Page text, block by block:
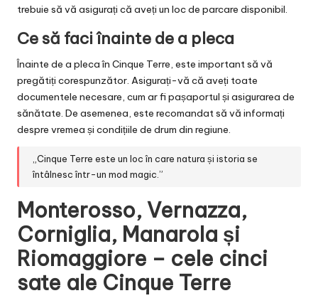
trebuie să vă asigurați că aveți un loc de parcare disponibil.
Ce să faci înainte de a pleca
Înainte de a pleca în Cinque Terre, este important să vă
pregătiți corespunzător. Asigurați-vă că aveți toate
documentele necesare, cum ar fi pașaportul și asigurarea de
sănătate. De asemenea, este recomandat să vă informați
despre vremea și condițiile de drum din regiune.
„Cinque Terre este un loc în care natura și istoria se
întâlnesc într-un mod magic.”
Monterosso, Vernazza,
Corniglia, Manarola și
Riomaggiore – cele cinci
sate ale Cinque Terre